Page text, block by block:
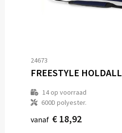
24673
FREESTYLE HOLDALL
14op voorraad
600D polyester.
vanaf € 18,92